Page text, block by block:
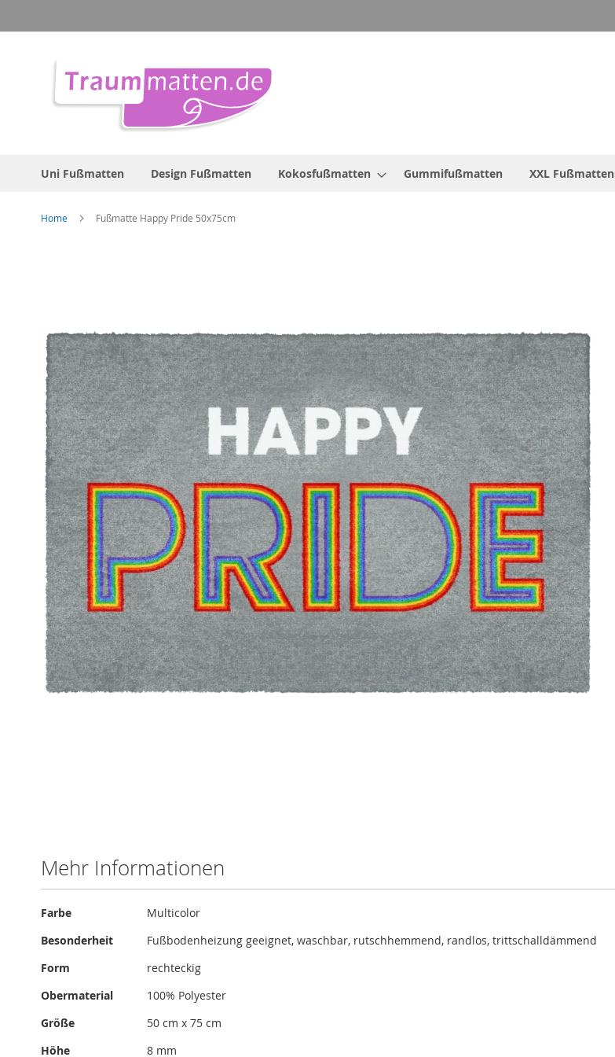
zum
Uni Fußmatten Design Fußmatten Kokosfußmatten Gummifußmatten XXL Fußmatten
Home Fußmatte Happy Pride 50x75cm
springen
Mehr Informationen
Mehr
Farbe
Multicolor
Besonderheit
Fußbodenheizung geeignet, waschbar, rutschhemmend, randlos, trittschalldämmend
Form
rechteckig
Obermaterial
100% Polyester
Größe
50 cm x 75 cm
Höhe
8 mm